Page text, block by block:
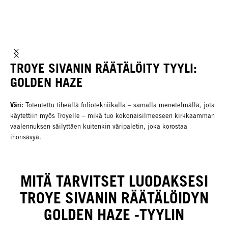
TROYE SIVANIN RÄÄTÄLÖITY TYYLI:
GOLDEN HAZE
Väri: Toteutettu tiheällä foliotekniikalla – samalla menetelmällä, jota
käytettiin myös Troyelle – mikä tuo kokonaisilmeeseen kirkkaamman
vaalennuksen säilyttäen kuitenkin väripaletin, joka korostaa
ihonsävyä.
MITÄ TARVITSET LUODAKSESI
TROYE SIVANIN RÄÄTÄLÖIDYN
GOLDEN HAZE -TYYLIN